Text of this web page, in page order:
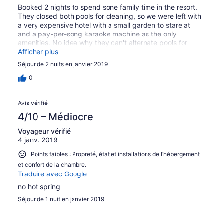
Booked 2 nights to spend sone family time in the resort.
They closed both pools for cleaning, so we were left with
a very expensive hotel with a small garden to stare at
and a pay-per-song karaoke machine as the only
amenities. No idea why they can't alternate pools for
cleaning. Rooms were very basic, but reasonably clean.
Shame about the biting ants that lived on one of our
beds. The best part of the stay was breakfast. Look
elsewhere.
Afficher plus
Séjour de 2 nuits en janvier 2019
0
Avis vérifié
4/10 – Médiocre
Voyageur vérifié
4 janv. 2019
Points faibles : Propreté, état et installations de l’hébergement
et confort de la chambre.
Traduire avec Google
no hot spring
Séjour de 1 nuit en janvier 2019